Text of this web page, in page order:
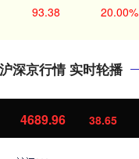
93.38 20.00%
沪深京行情 实时轮播
1129.72 6.84